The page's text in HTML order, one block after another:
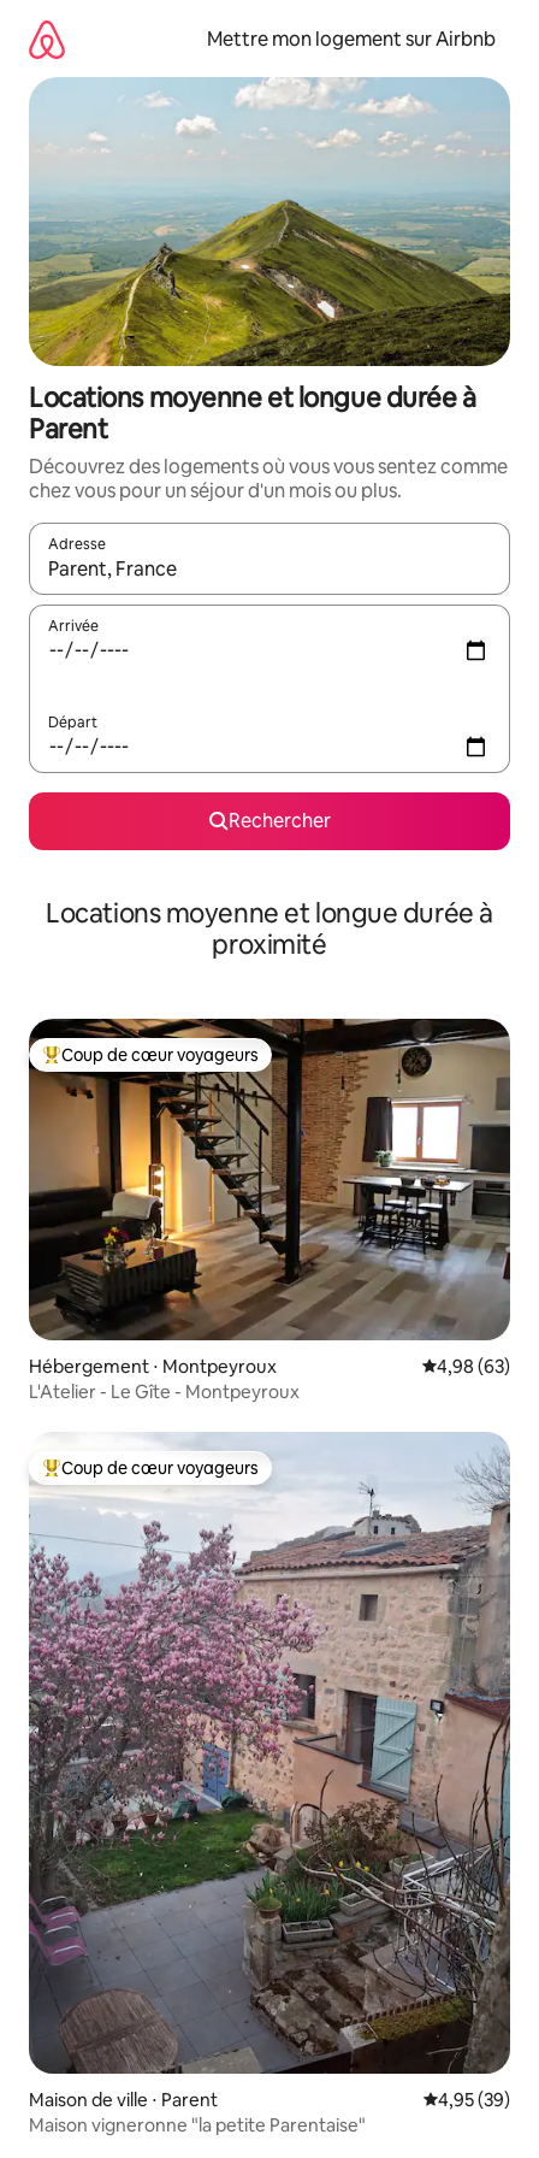
directement
contenu
Mettre mon logement sur Airbnb
Locations moyenne et longue durée à
Parent
Découvrez des logements où vous vous sentez comme
chez vous pour un séjour d'un mois ou plus.
Adresse
Lorsque les résultats s'affichent, utilisez les flèches vers le
Arrivée
Départ
Rechercher
Locations moyenne et longue durée à
proximité
Coups de cœur voyageurs les plus appréciés
Coup de cœur voyageurs
Hébergement ⋅ Montpeyroux Évaluation
4,98 (63)
L'Atelier - Le Gîte - Montpeyroux
Coups de cœur voyageurs les plus appréciés
Coup de cœur voyageurs
Maison de ville ⋅ Parent Évaluation
4,95 (39)
Maison vigneronne "la petite Parentaise"